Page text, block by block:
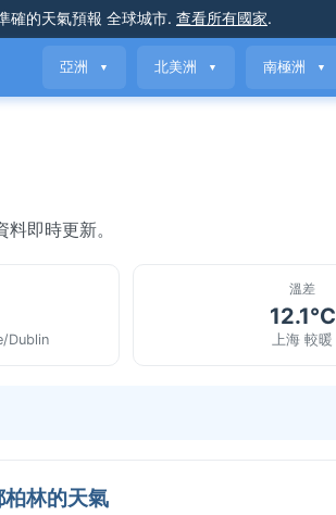
確的天氣預報 全球城市. 查看所有國家.
亞洲 ▼ 北美洲 ▼ 南極洲 ▼
即時更新。
Dublin
溫差
12.1°C
上海 較暖
柏林的天氣